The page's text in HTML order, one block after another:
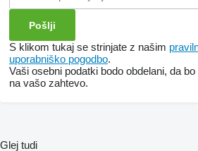
GR0434
GA6514
GA8917
GD5752
GA6171
GA6614
S klikom tukaj se strinjate z našim
uporabniško pogodbo.
Vaši osebni podatki bodo obdelani, da
na vašo zahtevo.
Glej tudi